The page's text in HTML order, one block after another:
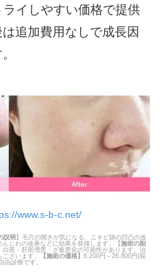
イしやすい価格で提供
追加費用なしで成長因
www.s-b-c.net/
説明】毛穴の開きが気になる、ニキビ跡の凹凸の改
じわの改善などに効果を発揮します。【施術の副
白斑・肝斑増悪・ざ瘡悪化の可能性があります。治
ざいます。
【施術の価格】 6,200円～26,800円(税
診療です。